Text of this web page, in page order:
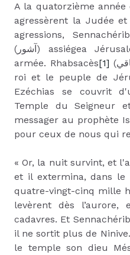
A la quatorzième année
agressèrent la Judée
agressions,
( آشور ) assiégea
armée. Rhabsacès[1] (
roi et le peuple de
Ezéchias se couvrit
Temple du Seigneur
messager au prophète
pour ceux de nous qui
« Or, la nuit survint, et
et il extermina, dans le
quatre-vingt-cinq mille
levèrent dès
cadavres. Et
il ne sortit plus de
le temple son dieu